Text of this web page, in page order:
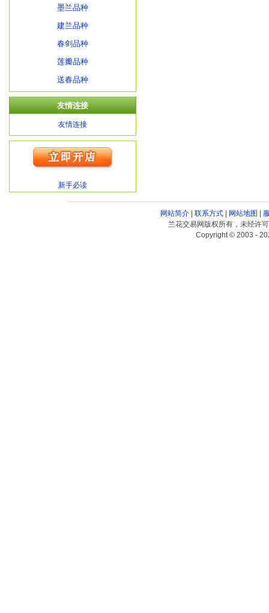
墨兰品种
建兰品种
春剑品种
莲瓣品种
送春品种
友情连接
友情连接
新手必读
网站简介| 联系方式| 网站地图 |
兰花交易网版权所有，未经许
Copyright © 2003 -